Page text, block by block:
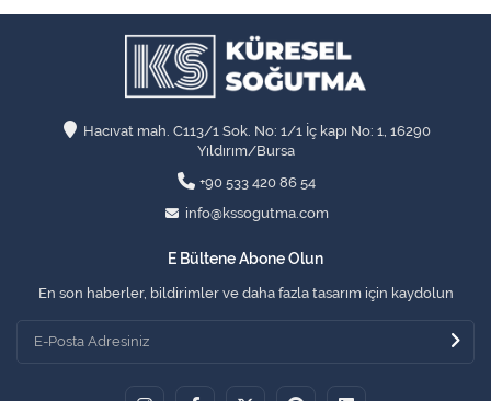
Hacıvat mah. C113/1 Sok. No: 1/1 İç kapı No: 1, 16290
Yıldırım/Bursa
+90 533 420 86 54
info@kssogutma.com
E Bültene Abone Olun
En son haberler, bildirimler ve daha fazla tasarım için kaydolun